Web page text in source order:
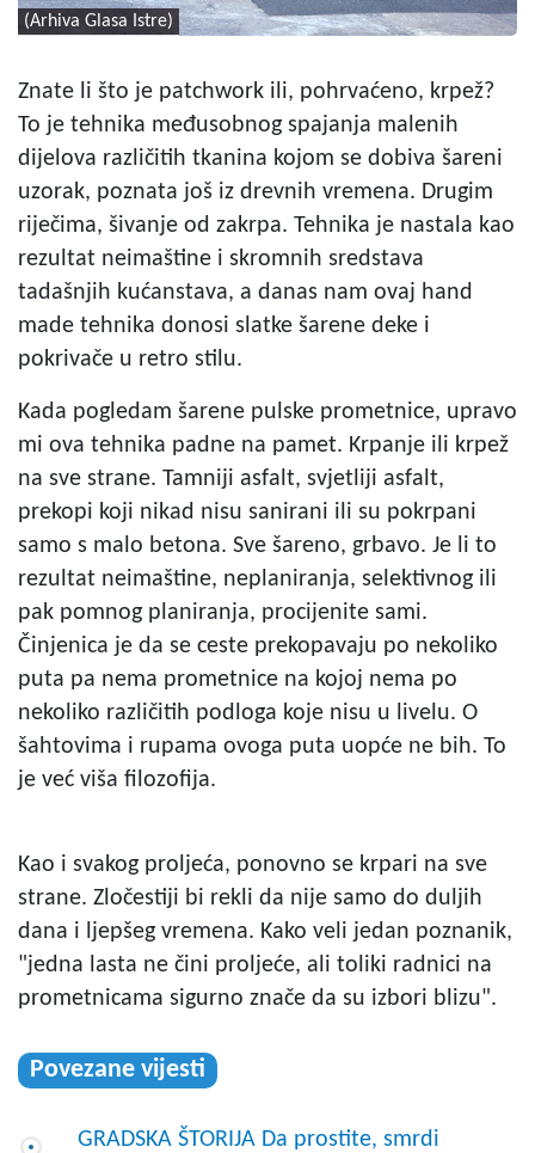
(Arhiva Glasa Istre)
Znate li što je patchwork ili, pohrvaćeno, krpež?
To je tehnika međusobnog spajanja malenih
dijelova različitih tkanina kojom se dobiva šareni
uzorak, poznata još iz drevnih vremena. Drugim
riječima, šivanje od zakrpa. Tehnika je nastala kao
rezultat neimaštine i skromnih sredstava
tadašnjih kućanstava, a danas nam ovaj hand
made tehnika donosi slatke šarene deke i
pokrivače u retro stilu.
Kada pogledam šarene pulske prometnice, upravo
mi ova tehnika padne na pamet. Krpanje ili krpež
na sve strane. Tamniji asfalt, svjetliji asfalt,
prekopi koji nikad nisu sanirani ili su pokrpani
samo s malo betona. Sve šareno, grbavo. Je li to
rezultat neimaštine, neplaniranja, selektivnog ili
pak pomnog planiranja, procijenite sami.
Činjenica je da se ceste prekopavaju po nekoliko
puta pa nema prometnice na kojoj nema po
nekoliko različitih podloga koje nisu u livelu. O
šahtovima i rupama ovoga puta uopće ne bih. To
je već viša filozofija.
Kao i svakog proljeća, ponovno se krpari na sve
strane. Zločestiji bi rekli da nije samo do duljih
dana i ljepšeg vremena. Kako veli jedan poznanik,
"jedna lasta ne čini proljeće, ali toliki radnici na
prometnicama sigurno znače da su izbori blizu".
Povezane vijesti
GRADSKA ŠTORIJA Da prostite, smrdi